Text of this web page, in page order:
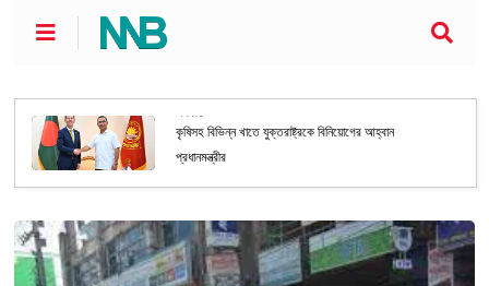
কৃষিসহ বিভিন্ন খাতে যুক্তরাষ্ট্রকে বিনিয়োগের আহ্বান
প্রধানমন্ত্রীর